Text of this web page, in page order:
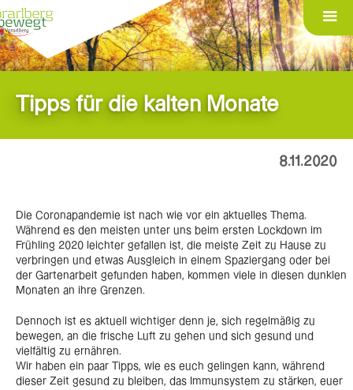
Tipps für die kalten Monate
8.11.2020
Die Coronapandemie ist nach wie vor ein aktuelles Thema.
Während es den meisten unter uns beim ersten Lockdown im
Frühling 2020 leichter gefallen ist, die meiste Zeit zu Hause zu
verbringen und etwas Ausgleich in einem Spaziergang oder bei
der Gartenarbeit gefunden haben, kommen viele in diesen dunklen
Monaten an ihre Grenzen.
Dennoch ist es aktuell wichtiger denn je, sich regelmäßig zu
bewegen, an die frische Luft zu gehen und sich gesund und
vielfältig zu ernähren.
Wir haben ein paar Tipps, wie es euch gelingen kann, während
dieser Zeit gesund zu bleiben, das Immunsystem zu stärken, euer